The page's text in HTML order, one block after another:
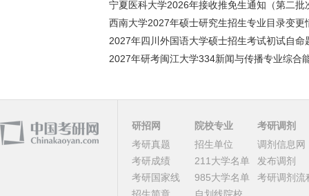
宁夏医科大学2026年接收推免生通知（第二批
西南大学2027年硕士研究生招生专业目录变更
2027年四川外国语大学硕士招生考试初试自命
2027年研考闽江大学334新闻与传播专业综合
研招网
考研真题
考研成绩
考研国家线
院校专业
招生单位
211大学名单
985大学名单
考研调剂
调剂信息网
发布调剂
考研调剂流